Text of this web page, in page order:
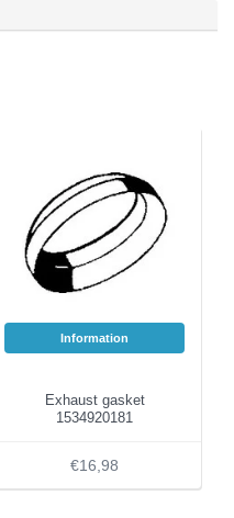
Information
Exhaust gasket
1534920181
€16,98